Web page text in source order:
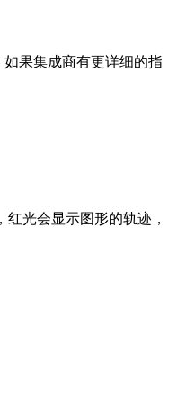
果集成商有更详细的指
光会显示图形的轨迹，